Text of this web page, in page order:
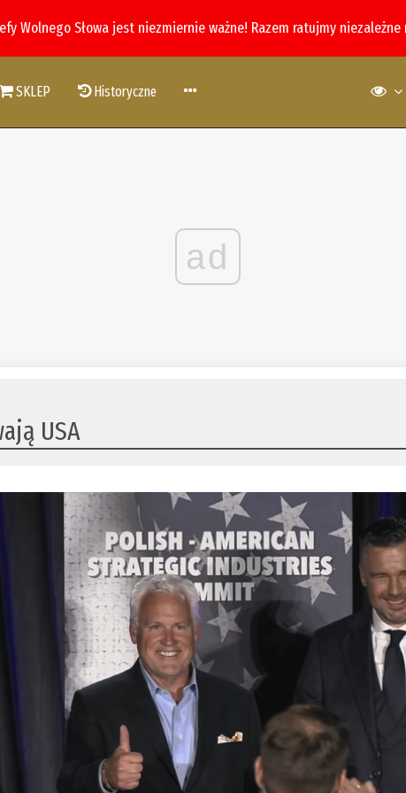
Wolnego Słowa jest niezmiernie ważne! Razem ratujmy
SKLEP Historyczne
ad
USA